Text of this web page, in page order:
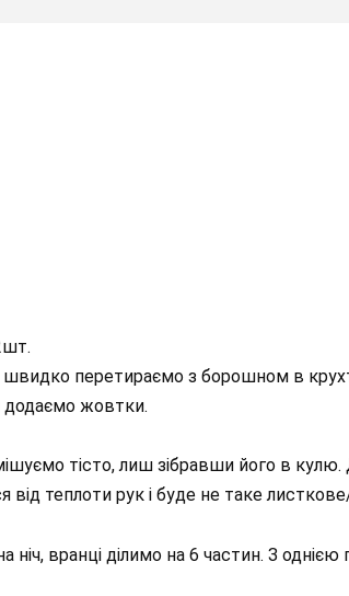
перетираємо з борошном в
додаємо жовтки.
тісто, лиш зібравши його в
від теплоти рук і буде не таке
ніч, вранці ділимо на 6 частин. З